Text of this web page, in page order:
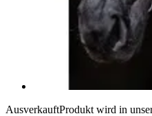
AusverkauftProdukt wird in